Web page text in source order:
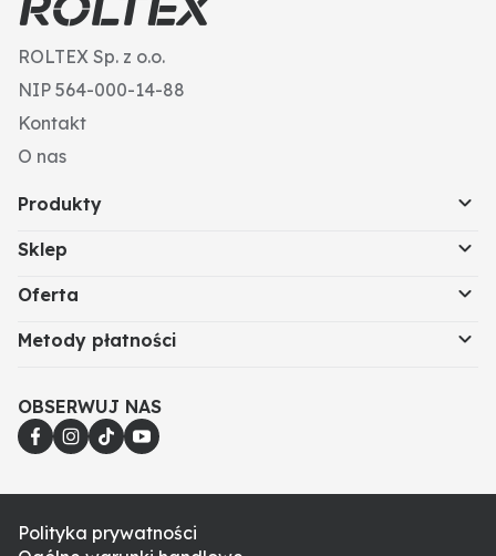
ROLTEX Sp. z o.o.
NIP 564-000-14-88
Kontakt
O nas
Produkty
Sklep
Oferta
Metody płatności
OBSERWUJ NAS
Polityka prywatności